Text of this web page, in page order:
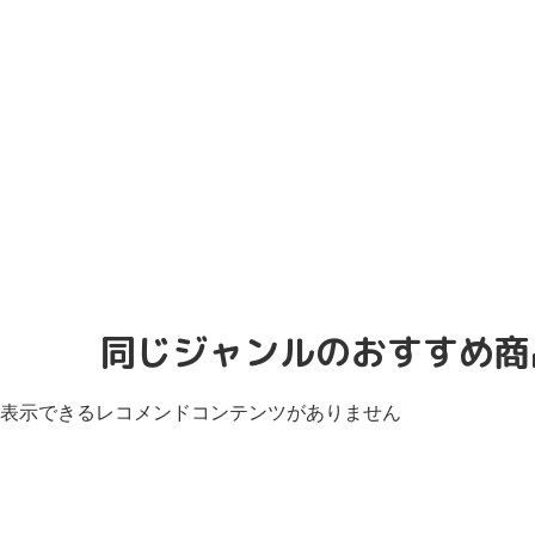
同じジャンルのおすすめ
表示できるレコメンドコンテンツがありません